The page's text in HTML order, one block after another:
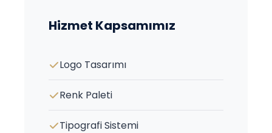
Hizmet Kapsamımız
Logo Tasarımı
Renk Paleti
Tipografi Sistemi